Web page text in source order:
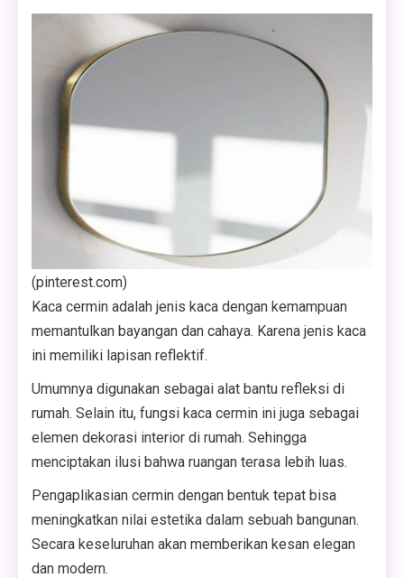
(pinterest.com)
Kaca cermin adalah jenis kaca dengan kemampuan
memantulkan bayangan dan cahaya. Karena jenis kaca
ini memiliki lapisan reflektif.
Umumnya digunakan sebagai alat bantu refleksi di
rumah. Selain itu, fungsi kaca cermin ini juga sebagai
elemen dekorasi interior di rumah. Sehingga
menciptakan ilusi bahwa ruangan terasa lebih luas.
Pengaplikasian cermin dengan bentuk tepat bisa
meningkatkan nilai estetika dalam sebuah bangunan.
Secara keseluruhan akan memberikan kesan elegan
dan modern.